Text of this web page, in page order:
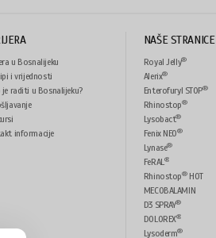
u Bosnalijeku
i vrijednosti
je raditi u Bosnalijeku?
informacije
NAŠE STRANICE
Royal Jelly®
Alerix®
Enterofuryl STOP®
Rhinostop®
Lysobact®
Fenix NEO®
Lynase®
FeRAL®
Rhinostop®HOT
MECOBALAMIN
D3 SPRAY®
DOLOREX®
Lysoderm®